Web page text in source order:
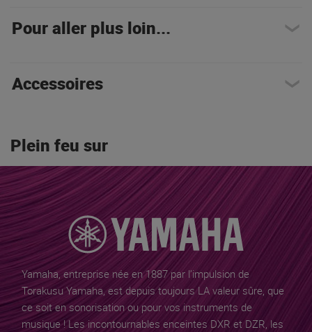
Pour aller plus loin...
Accessoires
Plein feu sur
Yamaha, entreprise née en 1887 par l’impulsion de
Torakusu Yamaha, est depuis toujours LA valeur sûre, que
ce soit en sonorisation ou pour vos instruments de
musique ! Les incontournables enceintes DXR et DZR, les